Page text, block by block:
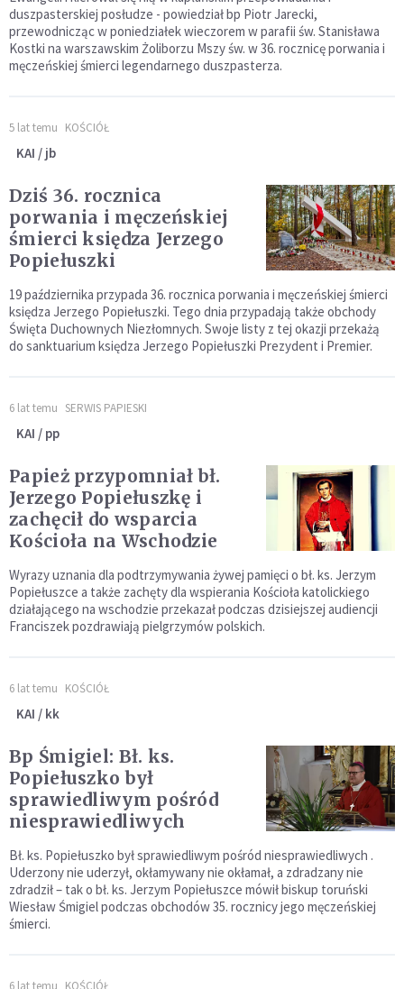
duszpasterskiej posłudze - powiedział bp Piotr Jarecki,
przewodnicząc w poniedziałek wieczorem w parafii św. Stanisława
Kostki na warszawskim Żoliborzu Mszy św. w 36. rocznicę porwania i
męczeńskiej śmierci legendarnego duszpasterza.
5 lat temu KOŚCIÓŁ
KAI / jb
Dziś 36. rocznica
porwania i męczeńskiej
śmierci księdza Jerzego
Popiełuszki
19 października przypada 36. rocznica porwania i męczeńskiej śmierci
księdza Jerzego Popiełuszki. Tego dnia przypadają także obchody
Święta Duchownych Niezłomnych. Swoje listy z tej okazji przekażą
do sanktuarium księdza Jerzego Popiełuszki Prezydent i Premier.
6 lat temu SERWIS PAPIESKI
KAI / pp
Papież przypomniał bł.
Jerzego Popiełuszkę i
zachęcił do wsparcia
Kościoła na Wschodzie
Wyrazy uznania dla podtrzymywania żywej pamięci o bł. ks. Jerzym
Popiełuszce a także zachęty dla wspierania Kościoła katolickiego
działającego na wschodzie przekazał podczas dzisiejszej audiencji
Franciszek pozdrawiają pielgrzymów polskich.
6 lat temu KOŚCIÓŁ
KAI / kk
Bp Śmigiel: Bł. ks.
Popiełuszko był
sprawiedliwym pośród
niesprawiedliwych
Bł. ks. Popiełuszko był sprawiedliwym pośród niesprawiedliwych .
Uderzony nie uderzył, okłamywany nie okłamał, a zdradzany nie
zdradził – tak o bł. ks. Jerzym Popiełuszce mówił biskup toruński
Wiesław Śmigiel podczas obchodów 35. rocznicy jego męczeńskiej
śmierci.